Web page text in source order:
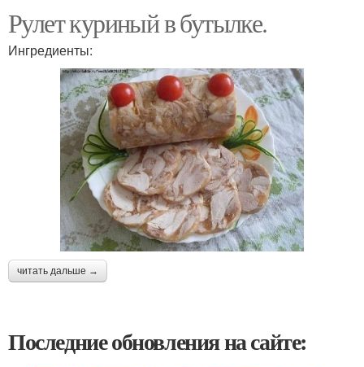
Рулет куриный в бутылке.
Ингредиенты:
читать дальше →
Последние обновления на сайте: